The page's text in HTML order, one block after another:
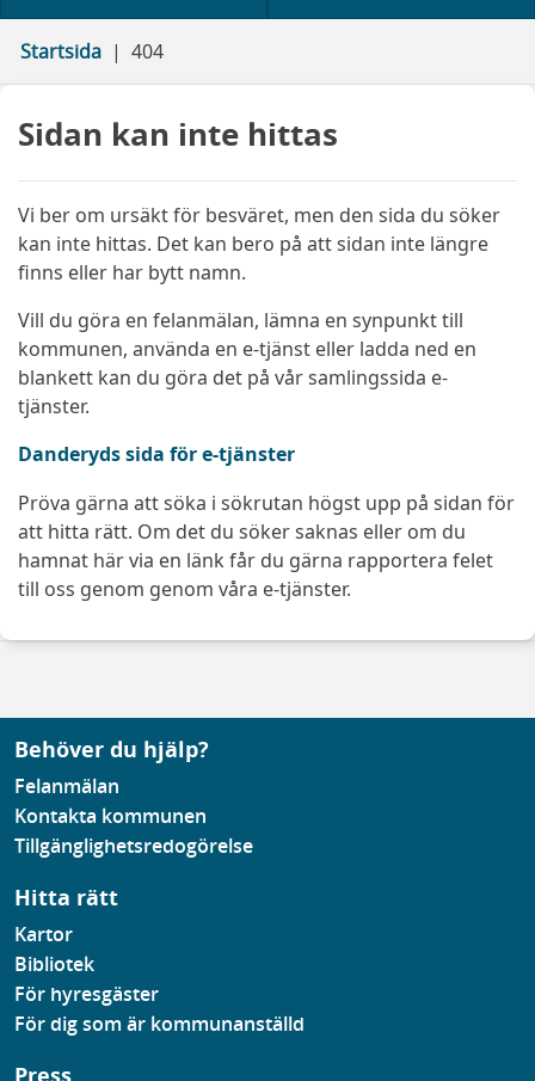
Startsida 404
Sidan kan inte hittas
Vi ber om ursäkt för besväret, men den sida du söker
kan inte hittas. Det kan bero på att sidan inte längre
finns eller har bytt namn.
Vill du göra en felanmälan, lämna en synpunkt till
kommunen, använda en e-tjänst eller ladda ned en
blankett kan du göra det på vår samlingssida e-
tjänster.
Danderyds sida för e-tjänster
Pröva gärna att söka i sökrutan högst upp på sidan för
att hitta rätt. Om det du söker saknas eller om du
hamnat här via en länk får du gärna rapportera felet
till oss genom genom våra e-tjänster.
Behöver du hjälp?
Felanmälan
Kontakta kommunen
Tillgänglighetsredogörelse
Hitta rätt
Kartor
Bibliotek
För hyresgäster
För dig som är kommunanställd
Press